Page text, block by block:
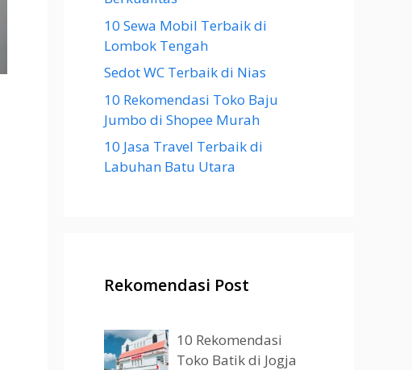
10 Sewa Mobil Terbaik di
Lombok Tengah
Sedot WC Terbaik di Nias
10 Rekomendasi Toko Baju
Jumbo di Shopee Murah
10 Jasa Travel Terbaik di
Labuhan Batu Utara
Rekomendasi Post
10 Rekomendasi
Toko Batik di Jogja